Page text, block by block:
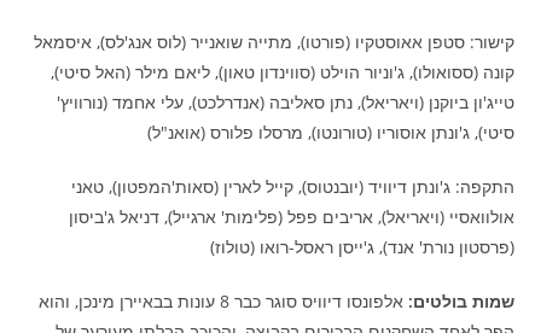
קישור: סטפן אאוסטקיו (פורטו), מתייה שואנייר (לוס אנג'לס), איסמאל
קונה (ססואולו), ג'וניור הוילט (סווינדון טאון), ליאם מילר (האל סיטי),
טייג'ון ביוקנן (ויאריאל), נתן סאליבה (אנדרלכט), עלי אחמד (נורוויץ'
סיטי), ג'ונתן אוסוריו (טורונטו), מרסלו פלורס (אואנ"ל)
התקפה: ג'ונתן דיוויד (יובנטוס), קייל לארין (סאות'המפטון), טאני
אולוואסיי (ויאריאל), אריבים פפל (פלימות' ארגייל), דניאל ג'ביסון
(פרסטון נורת' אנד), ג'ייסן ראסל-רואו (טולוז)
שמות בולטים:
אלפונסו דיוויס סוגר כבר 8 עונות בבאיירן מינכן, והוא